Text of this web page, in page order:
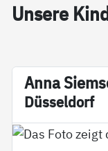
Un­se­re
An­na
Düs­sel­dorf